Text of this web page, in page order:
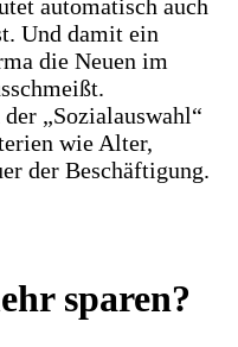
automatisch auch
Und damit ein
die Neuen im
„Sozialauswahl“
wie Alter,
der Beschäftigung.
sparen?